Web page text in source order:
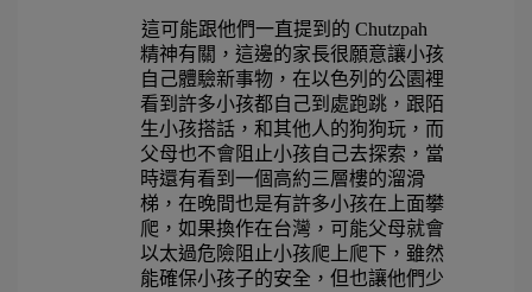
這可能跟他們一直提到的
精神有關，這邊的家長很願意讓小孩
自己體驗新事物，在以色列的公園裡
看到許多小孩都自己到處跑跳，跟陌
生小孩搭話，和其他人的狗狗玩，而
父母也不會阻止小孩自己去探索，當
時還有看到一個高約三層樓的溜滑
梯，在晚間也是有許多小孩在上面攀
爬，如果換作在台灣，可能父母就會
以太過危險阻止小孩爬上爬下，雖然
能確保小孩子的安全，但也讓他們少